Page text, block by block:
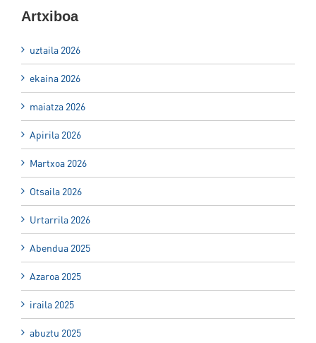
Artxiboa
uztaila 2026
ekaina 2026
maiatza 2026
Apirila 2026
Martxoa 2026
Otsaila 2026
Urtarrila 2026
Abendua 2025
Azaroa 2025
iraila 2025
abuztu 2025